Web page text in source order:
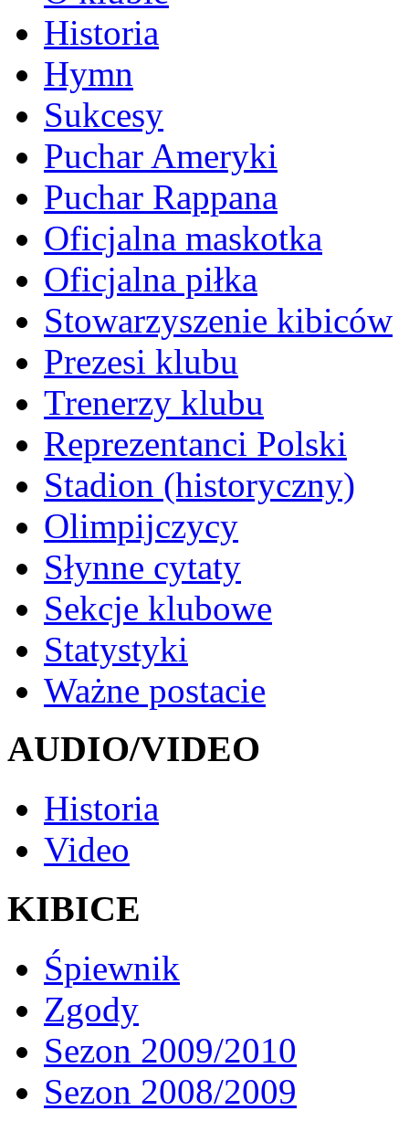
Historia
Hymn
Sukcesy
Puchar Ameryki
Puchar Rappana
Oficjalna maskotka
Oficjalna piłka
Stowarzyszenie kibiców
Prezesi klubu
Trenerzy klubu
Reprezentanci Polski
Stadion (historyczny)
Olimpijczycy
Słynne cytaty
Sekcje klubowe
Statystyki
Ważne postacie
AUDIO/VIDEO
Historia
Video
KIBICE
Śpiewnik
Zgody
Sezon 2009/2010
Sezon 2008/2009